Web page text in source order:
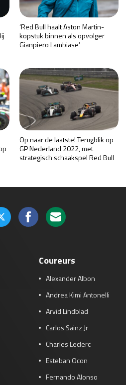
‘Red Bull haalt Aston Martin-
kopstuk binnen als opvolger
Gianpiero Lambiase’
Op naar de laatste! Terugblik op
GP Nederland 2022, met
strategisch schaakspel Red Bull
Coureurs
Alexander Albon
Andrea Kimi Antonelli
Arvid Lindblad
Carlos Sainz Jr
Charles Leclerc
Esteban Ocon
Fernando Alonso